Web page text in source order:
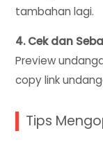
tambahan lagi.
4. Cek dan
Preview
copy link
Tips